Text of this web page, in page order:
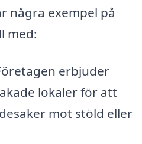
några exempel på
med:
erbjuder
lokaler för att
mot stöld eller